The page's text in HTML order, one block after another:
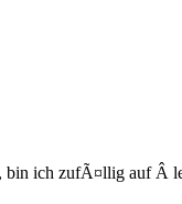
ich zufÃ¤llig auf Â